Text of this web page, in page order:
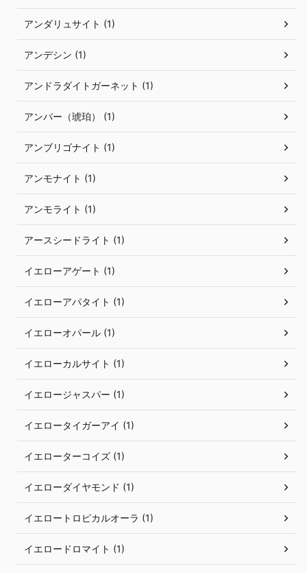
アンダリュサイト (1)
アンデシン (1)
アンドラダイトガーネット (1)
アンバー（琥珀） (1)
アンブリゴナイト (1)
アンモナイト (1)
アンモライト (1)
アースシードライト (1)
イエローアゲート (1)
イエローアパタイト (1)
イエローオパール (1)
イエローカルサイト (1)
イエロージャスパー (1)
イエロータイガーアイ (1)
イエローターコイズ (1)
イエローダイヤモンド (1)
イエロートロピカルオーラ (1)
イエロードロマイト (1)